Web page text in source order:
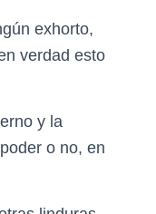
exhorto,
verdad esto
y la
o no, en